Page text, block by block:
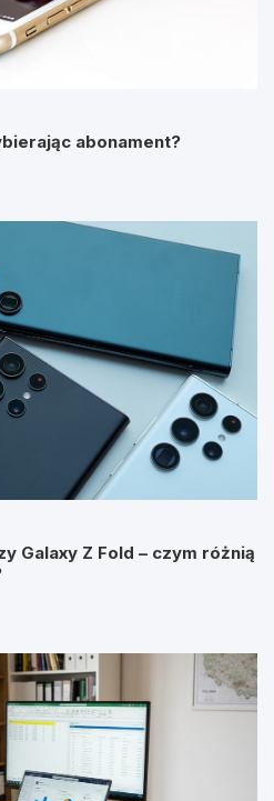
abonament?
Galaxy Z Fold – czym różnią